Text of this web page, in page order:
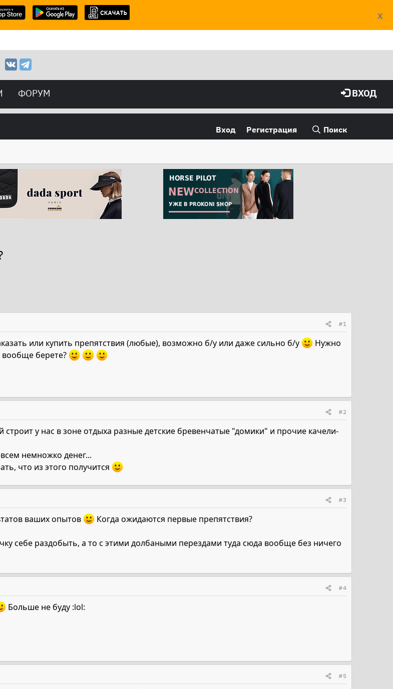
X
ФОРУМ ВХОД
Вход Регистрация Поиск
#1
или купить препятствия (любые), возможно б/у или даже сильно б/у
Нужно
берете?
#2
у нас в зоне отдыха разные детские бревенчатые "домики" и прочие качели-
немножко денег...
что из этого получится
#3
ваших опытов Когда ожидаются первые препятствия?
себе раздобыть, а то с этими долбаными перездами туда сюда вообще без ничего
#4
Больше не буду :lol:
#5